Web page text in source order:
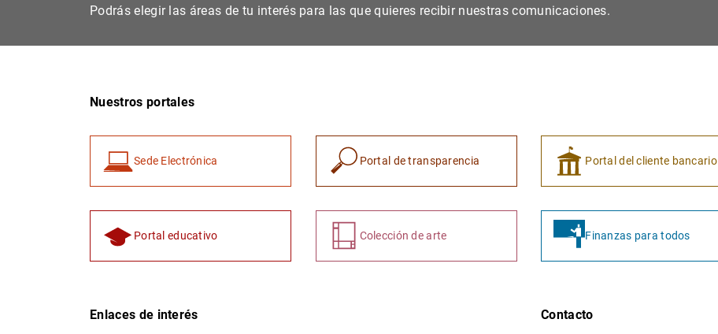
Podrás elegir las áreas de tu interés para las que quieres recibir nuestras comunicaciones.
Nuestros portales
Sede Electrónica Portal de transparencia Portal del cliente bancario
Portal educativo Colección de arte Finanzas para todos
Enlaces de interés Contacto